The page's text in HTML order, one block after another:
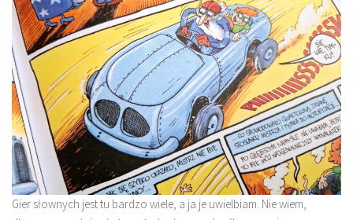
Gier słownych jest tu bardzo wiele, a ja je uwielbiam. Nie wiem,